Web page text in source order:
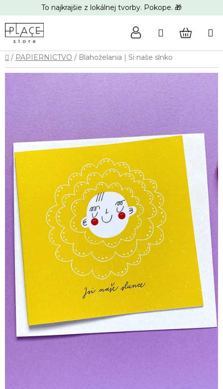
na
obsah
To najkrajšie z lokálnej tvorby. Pokope. 🎁
Hľadať
Domov
/ PAPIERNICTVO / Blahoželania | Si naše slnko